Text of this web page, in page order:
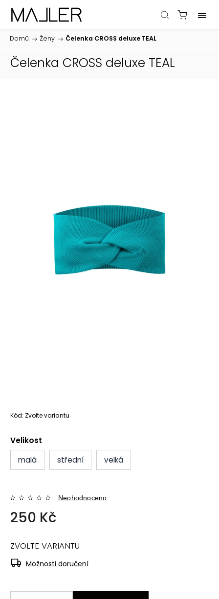
Domů / Ženy / Čelenka CROSS deluxe TEAL
Čelenka CROSS deluxe TEAL
Kód: Zvolte variantu
Velikost
malá
střední velká
Neohodnoceno
250 Kč
ZVOLTE VARIANTU
Možnosti doručení